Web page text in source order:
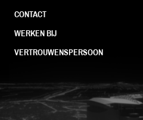
CONTACT
WERKEN BIJ
VERTROUWENSPERSOON
FC